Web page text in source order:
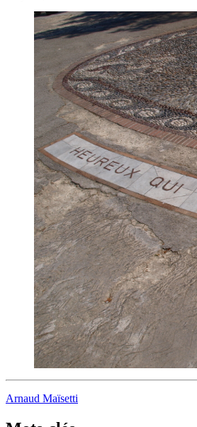
Arnaud Maïsetti